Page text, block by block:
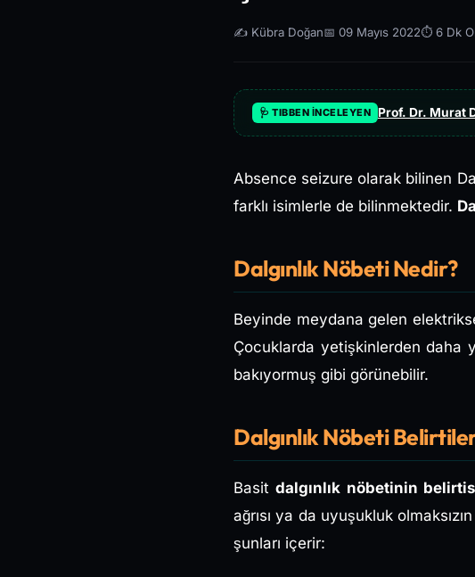
✍️ Kübra Doğan📅 09 Mayıs 2022⏱️ 6 Dk
🩺 TIBBEN İNCELEYEN Prof. Dr. Murat
Absence seizure olarak bilinen
farklı isimlerle de bilinmektedir.
Dalgınlık Nöbeti Nedir?
Beyinde meydana gelen
Çocuklarda yetişkinlerden daha
bakıyormuş gibi görünebilir.
Dalgınlık Nöbeti
Basitdalgınlık nöbetinin
ağrısı ya da uyuşukluk
şunları içerir: